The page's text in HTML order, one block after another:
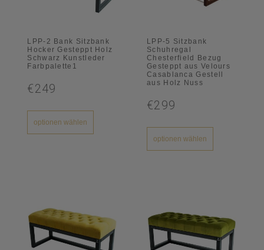
LPP-2 Bank Sitzbank
Hocker Gesteppt Holz
Schwarz Kunstleder
Farbpalette1
€249
optionen wählen
LPP-5 Sitzbank
Schuhregal
Chesterfield Bezug
Gesteppt aus Velours
Casablanca Gestell
aus Holz Nuss
€299
optionen wählen